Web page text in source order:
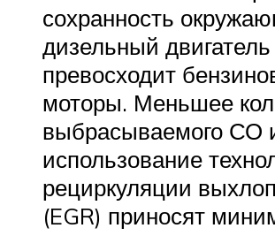
сохранность
дизельный двигатель
превосходит
моторы. Меньшее
выбрасываемого СО
использование
рециркуляции
(EGR) приносят